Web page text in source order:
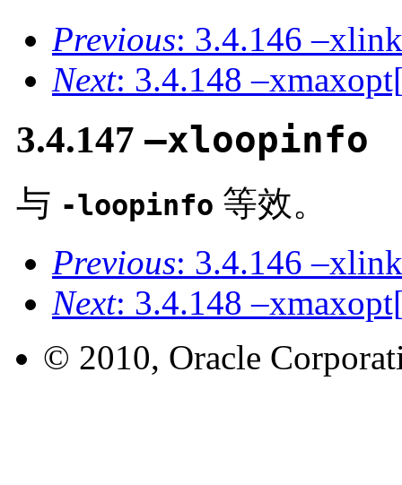
Previous: 3.4.146
Next: 3.4.148
3.4.147 –xloopinfo
与 -loopinfo 等效。
Previous: 3.4.146
Next: 3.4.148
© 2010, Oracle